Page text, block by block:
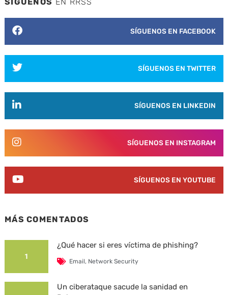
SÍGUENOS EN FACEBOOK
SÍGUENOS EN TWITTER
SÍGUENOS EN LINKEDIN
SÍGUENOS EN INSTAGRAM
SÍGUENOS EN YOUTUBE
MÁS COMENTADOS
1
¿Qué hacer si eres víctima de phishing?
Email, Network Security
Un ciberataque sacude la sanidad en